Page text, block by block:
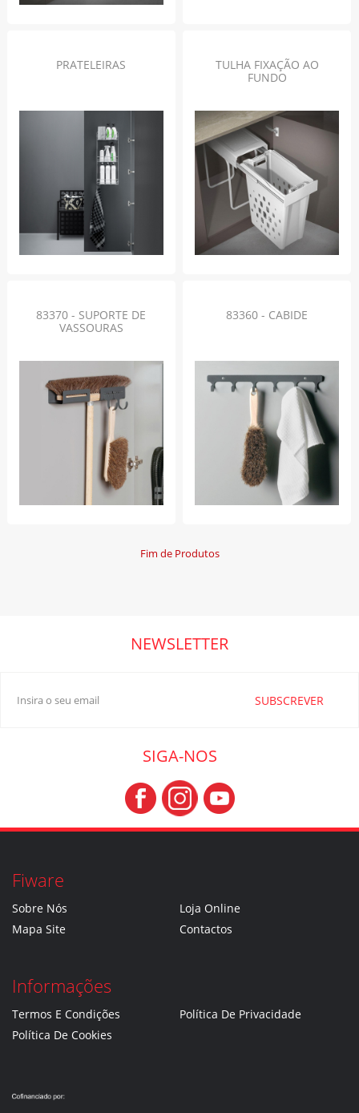
PRATELEIRAS
TULHA FIXAÇÃO AO
FUNDO
83370 - SUPORTE DE
VASSOURAS
83360 - CABIDE
Fim de Produtos
NEWSLETTER
SUBSCREVER
SIGA-NOS
Fiware
Sobre Nós
Loja Online
Mapa Site
Contactos
Informações
Termos E Condições
Política De Privacidade
Política De Cookies